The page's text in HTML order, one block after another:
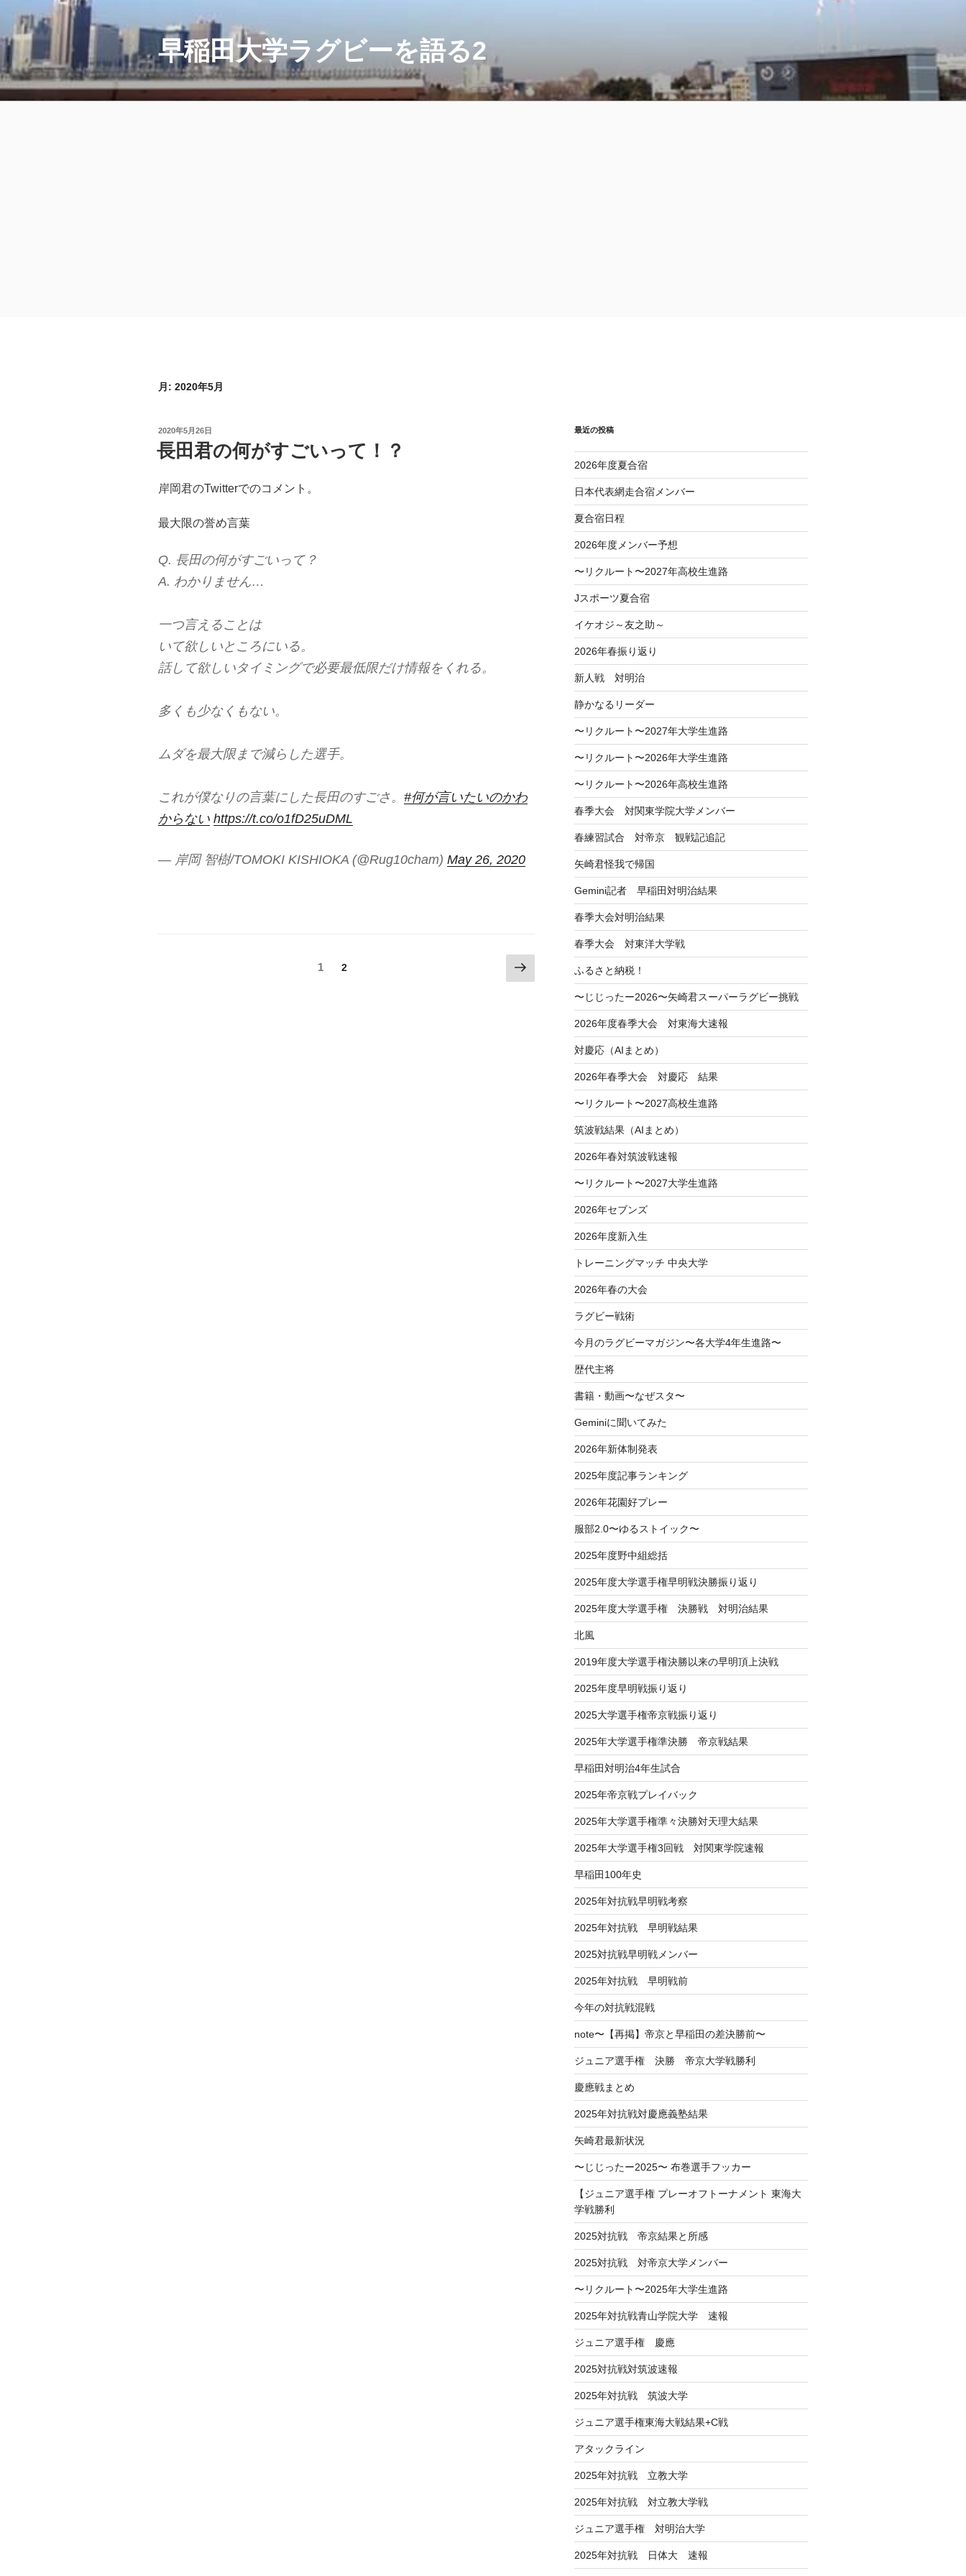
テ
ン
ツ
へ
早稲田大学ラグビーを語る2
月: 2020年5月
投
稿
日:
2020年5月26日
長田君の何がすごいって！？
岸岡君のTwitterでのコメント。
最大限の誉め言葉
Q. 長田の何がすごいって？
A. わかりません…
一つ言えることは
いて欲しいところにいる。
話して欲しいタイミングで必要最低限だけ情報をくれる。
多くも少なくもない。
ムダを最大限まで減らした選手。
これが僕なりの言葉にした長田のすごさ。 #何が言いたいのかわ
からない https://t.co/o1fD25uDML
— 岸岡 智樹/TOMOKI KISHIOKA (@Rug10cham) May 26, 2020
固
1
固
2
次
の
最近の投稿
2026年度夏合宿
日本代表網走合宿メンバー
夏合宿日程
2026年度メンバー予想
〜リクルート〜2027年高校生進路
Jスポーツ夏合宿
イケオジ～友之助～
2026年春振り返り
新人戦 対明治
静かなるリーダー
〜リクルート〜2027年大学生進路
〜リクルート〜2026年大学生進路
〜リクルート〜2026年高校生進路
春季大会 対関東学院大学メンバー
春練習試合 対帝京 観戦記追記
矢崎君怪我で帰国
Gemini記者 早稲田対明治結果
春季大会対明治結果
春季大会 対東洋大学戦
ふるさと納税！
〜じじったー2026〜矢崎君スーパーラグビー挑戦
2026年度春季大会 対東海大速報
対慶応（AIまとめ）
2026年春季大会 対慶応 結果
〜リクルート〜2027高校生進路
筑波戦結果（AIまとめ）
2026年春対筑波戦速報
〜リクルート〜2027大学生進路
2026年セブンズ
2026年度新入生
トレーニングマッチ 中央大学
2026年春の大会
ラグビー戦術
今月のラグビーマガジン〜各大学4年生進路〜
歴代主将
書籍・動画〜なぜスタ〜
Geminiに聞いてみた
2026年新体制発表
2025年度記事ランキング
2026年花園好プレー
服部2.0〜ゆるストイック〜
2025年度野中組総括
2025年度大学選手権早明戦決勝振り返り
2025年度大学選手権 決勝戦 対明治結果
北風
2019年度大学選手権決勝以来の早明頂上決戦
2025年度早明戦振り返り
2025大学選手権帝京戦振り返り
2025年大学選手権準決勝 帝京戦結果
早稲田対明治4年生試合
2025年帝京戦プレイバック
2025年大学選手権準々決勝対天理大結果
2025年大学選手権3回戦 対関東学院速報
早稲田100年史
2025年対抗戦早明戦考察
2025年対抗戦 早明戦結果
2025対抗戦早明戦メンバー
2025年対抗戦 早明戦前
今年の対抗戦混戦
note〜【再掲】帝京と早稲田の差決勝前〜
ジュニア選手権 決勝 帝京大学戦勝利
慶應戦まとめ
2025年対抗戦対慶應義塾結果
矢崎君最新状況
〜じじったー2025〜 布巻選手フッカー
【ジュニア選手権 プレーオフトーナメント 東海大
学戦勝利
2025対抗戦 帝京結果と所感
2025対抗戦 対帝京大学メンバー
〜リクルート〜2025年大学生進路
2025年対抗戦青山学院大学 速報
ジュニア選手権 慶應
2025対抗戦対筑波速報
2025年対抗戦 筑波大学
ジュニア選手権東海大戦結果+C戦
アタックライン
2025年対抗戦 立教大学
2025年対抗戦 対立教大学戦
ジュニア選手権 対明治大学
2025年対抗戦 日体大 速報